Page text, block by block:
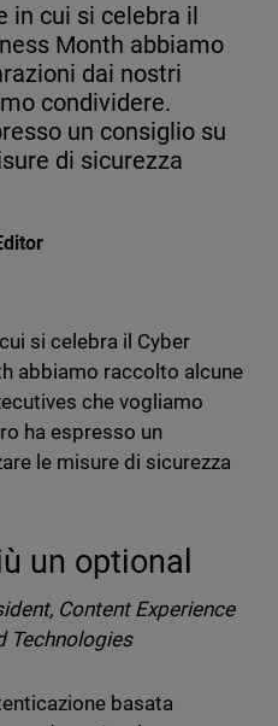
in cui si celebra il
Month abbiamo
dai nostri
condividere.
un consiglio su
di sicurezza
on Reddit
si celebra il Cyber
abbiamo raccolto alcune
che vogliamo
ha espresso un
le misure di sicurezza
un optional
Content Experience
Technologies
basata